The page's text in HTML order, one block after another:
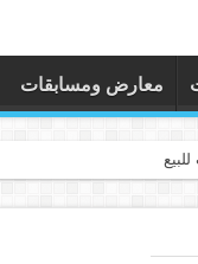
معارض ومسابقات